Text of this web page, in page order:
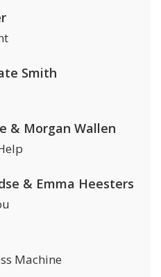
Smith
& Morgan Wallen
& Emma Heesters
Machine